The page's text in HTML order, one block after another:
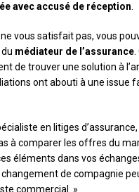
avec accusé de réception
vous satisfait pas, vous
médiateur de l’assurance
de trouver une solution à
ont abouti à une issue
en litiges
à comparer les offres du
éléments dans vos
changement de compagnie
commercial. »